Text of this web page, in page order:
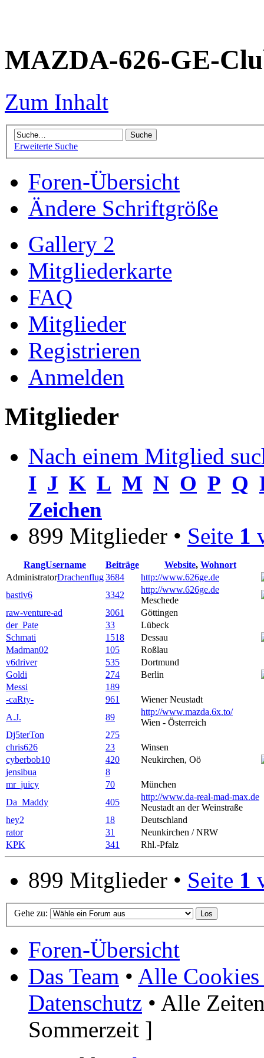
MAZDA-626-GE-
Zum Inhalt
Erweiterte Suche
Foren-Übersicht
Ändere Schriftgröße
Gallery 2
Mitgliederkarte
FAQ
Mitglieder
Registrieren
Anmelden
Mitglieder
Nach einem Mitglied
I J K L M N O P Q
Zeichen
899 Mitglieder • Seite 1
RangUsername Beiträge Website, Wohnort
AdministratorDrachenflug3684
http://www.626ge.de
bastiv6
3342
http://www.626ge.de
Meschede
raw-venture-ad
3061
Göttingen
der_Pate
33
Lübeck
Schmati
1518
Dessau
Madman02
105
Roßlau
v6driver
535
Dortmund
Goldi
274
Berlin
Messi
189
-caRty-
961
Wiener Neustadt
A.J.
89
http://www.mazda.6x.to/
Wien - Österreich
Dj5terTon
275
chris626
23
Winsen
cyberbob10
420
Neukirchen, Oö
jensibua
8
mr_juicy
70
München
Da_Maddy
405
http://www.da-real-mad-max.de
Neustadt an der Weinstraße
hey2
18
Deutschland
rator
31
Neunkirchen / NRW
KPK
341 Rhl.-Pfalz
899 Mitglieder • Seite 1
Gehe zu:
Foren-Übersicht
Das Team • Alle Cookies
Datenschutz • Alle
Sommerzeit ]